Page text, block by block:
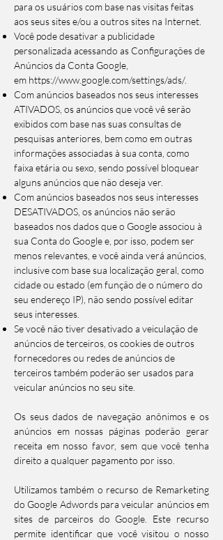
para os usuários com base nas visitas feitas
aos seus sites e/ou a outros sites na Internet.
Você pode desativar a publicidade
personalizada acessando as Configurações de
Anúncios da Conta Google,
em https://www.google.com/settings/ads/.
Com anúncios baseados nos seus interesses
ATIVADOS, os anúncios que você vê serão
exibidos com base nas suas consultas de
pesquisas anteriores, bem como em outras
informações associadas à sua conta, como
faixa etária ou sexo, sendo possível bloquear
alguns anúncios que não deseja ver.
Com anúncios baseados nos seus interesses
DESATIVADOS, os anúncios não serão
baseados nos dados que o Google associou à
sua Conta do Google e, por isso, podem ser
menos relevantes, e você ainda verá anúncios,
inclusive com base sua localização geral, como
cidade ou estado (em função de o número do
seu endereço IP), não sendo possível editar
seus interesses.
Se você não tiver desativado a veiculação de
anúncios de terceiros, os cookies de outros
fornecedores ou redes de anúncios de
terceiros também poderão ser usados para
veicular anúncios no seu site.
Os seus dados de navegação anônimos e os
anúncios em nossas páginas poderão gerar
receita em nosso favor, sem que você tenha
direito a qualquer pagamento por isso.
Utilizamos também o recurso de Remarketing
do Google Adwords para veicular anúncios em
sites de parceiros do Google. Este recurso
permite identificar que você visitou o nosso